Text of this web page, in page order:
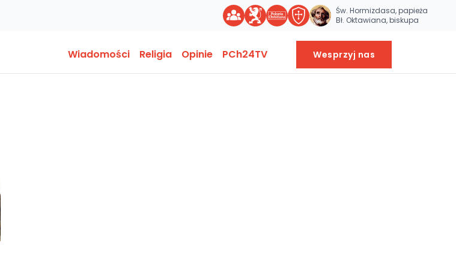
Św. Hormizdasa, papieża
Bł. Oktawiana, biskupa
Wiadomości Religia Opinie PCh24TV Wesprzyj nas